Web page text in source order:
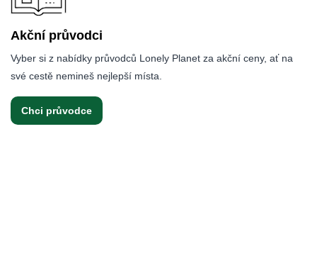
Akční průvodci
Vyber si z nabídky průvodců Lonely Planet za akční ceny, ať na
své cestě nemineš nejlepší místa.
Chci průvodce